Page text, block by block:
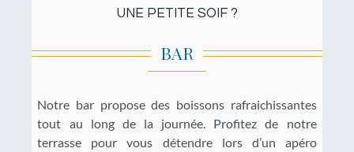
UNE PETITE SOIF ?
BAR
Notre bar propose des boissons rafraichissantes
tout au long de la journée. Profitez de notre
terrasse pour vous détendre lors d’un apéro